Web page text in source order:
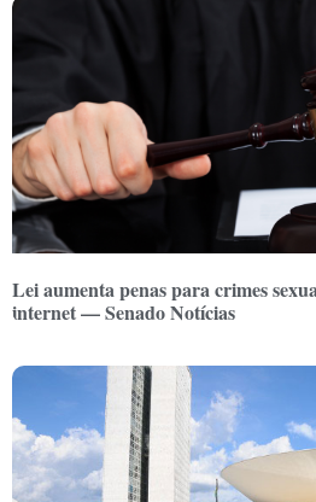
Lei aumenta penas para crimes
internet — Senado Notícias